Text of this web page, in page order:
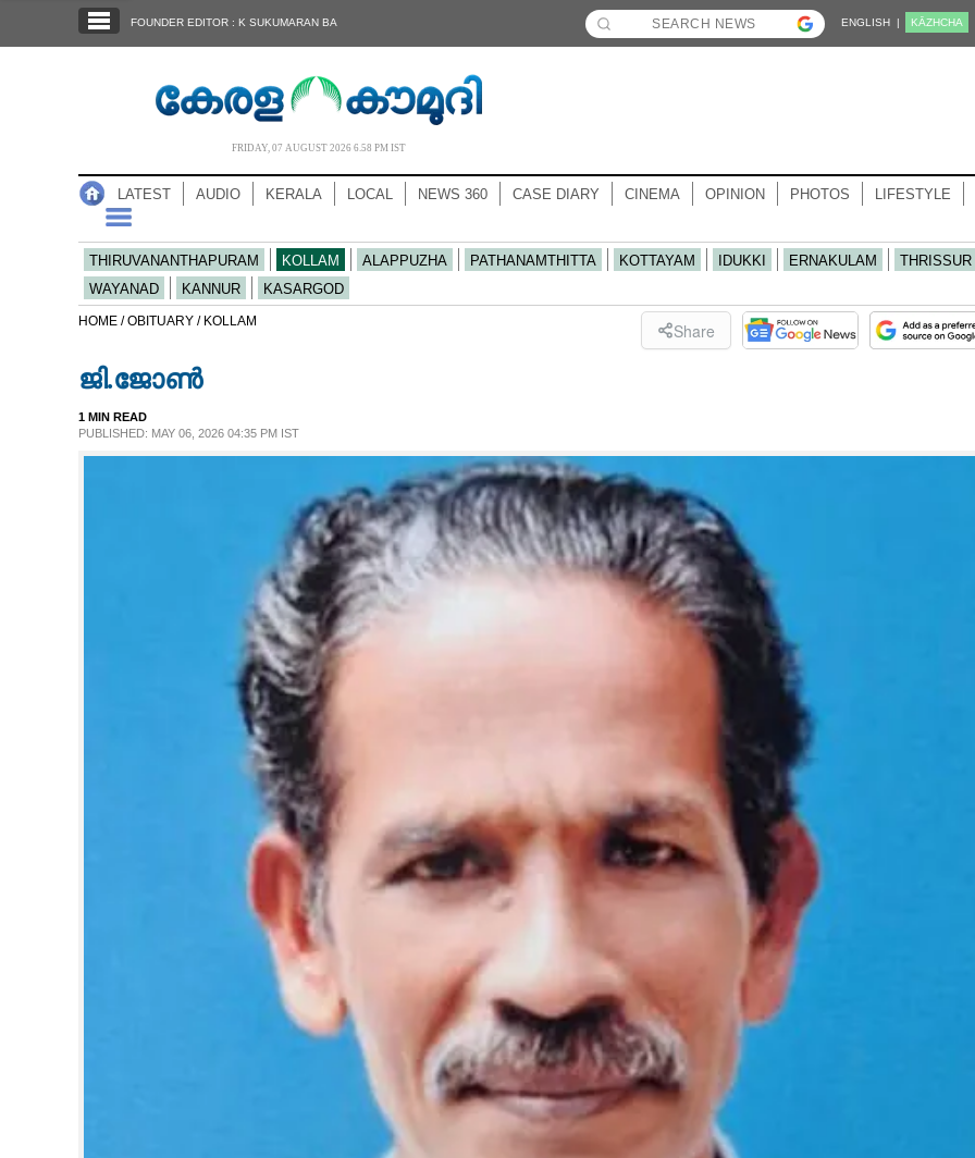
NOTIFIED NEWS
NEWS 360
FOUNDER EDITOR : K SUKUMARAN BA ENGLISH | KĀZHCHA
FRIDAY, 07 AUGUST 2026 6.58 PM IST
LATEST AUDIO KERALA LOCAL NEWS 360 CASE DIARY CINEMA OPINION PHOTOS LIFESTYLE
THIRUVANANTHAPURAM KOLLAM ALAPPUZHA PATHANAMTHITTA KOTTAYAM IDUKKI ERNAKULAM
THRISSUR
WAYANAD
KANNUR KASARGOD
HOME /OBITUARY / KOLLAM Share
ജി.ജോൺ
1 MIN READ
PUBLISHED: MAY 06, 2026 04:35 PM IST